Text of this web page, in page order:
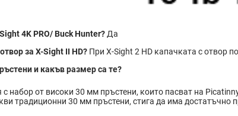
4K PRO/ Buck Hunter? Да
за X-Sight II HD? При X-Sight 2 HD капачката с отвор
и какъв размер са те?
с набор от високи 30 мм пръстени, които пасват на
традиционни 30 мм пръстени, стига да има достатъчно